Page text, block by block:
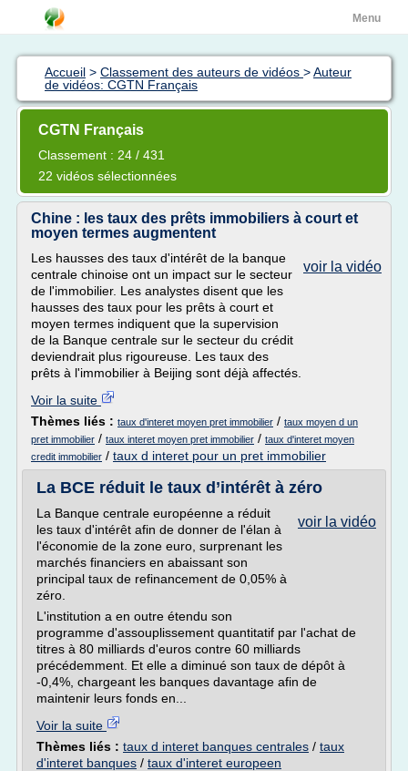
Menu
Accueil > Classement des auteurs de vidéos >Auteur
de vidéos: CGTN Français
CGTN Français
Classement : 24 / 431
22 vidéos sélectionnées
Chine : les taux des prêts immobiliers à court et
moyen termes augmentent
voir la vidéo
Les hausses des taux d'intérêt de la banque
centrale chinoise ont un impact sur le secteur
de l'immobilier. Les analystes disent que les
hausses des taux pour les prêts à court et
moyen termes indiquent que la supervision
de la Banque centrale sur le secteur du crédit
deviendrait plus rigoureuse. Les taux des
prêts à l'immobilier à Beijing sont déjà affectés.
Voir la suite
Thèmes liés : taux d'interet moyen pret immobilier / taux moyen d un
pret immobilier / taux interet moyen pret immobilier / taux d'interet moyen
credit immobilier / taux d interet pour un pret immobilier
La BCE réduit le taux d’intérêt à zéro
voir la vidéo
La Banque centrale européenne a réduit
les taux d'intérêt afin de donner de l'élan à
l'économie de la zone euro, surprenant les
marchés financiers en abaissant son
principal taux de refinancement de 0,05% à
zéro.
L'institution a en outre étendu son
programme d'assouplissement quantitatif par l'achat de
titres à 80 milliards d'euros contre 60 milliards
précédemment. Et elle a diminué son taux de dépôt à
-0,4%, chargeant les banques davantage afin de
maintenir leurs fonds en...
Voir la suite
Thèmes liés : taux d interet banques centrales / taux
d'interet banques / taux d'interet europeen